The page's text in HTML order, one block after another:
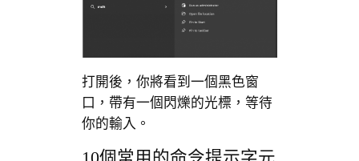
打開後，你將看到一個黑色窗
口，帶有一個閃爍的光標，等待
你的輸入。